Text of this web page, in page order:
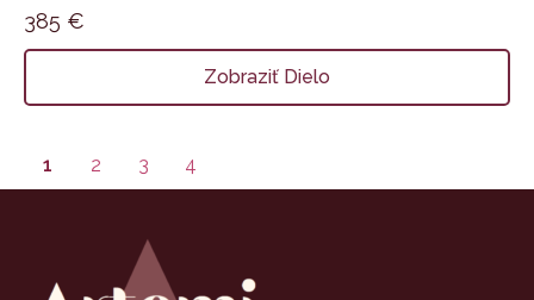
385 €
Zobraziť Dielo
1 2 3 4